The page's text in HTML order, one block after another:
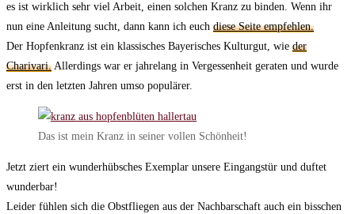
es ist wirklich sehr viel Arbeit, einen solchen Kranz zu binden. Wenn ihr
nun eine Anleitung sucht, dann kann ich euch diese Seite empfehlen.
Der Hopfenkranz ist ein klassisches Bayerisches Kulturgut, wie der
Charivari. Allerdings war er jahrelang in Vergessenheit geraten und wurde
erst in den letzten Jahren umso populärer.
Das ist mein Kranz in seiner vollen Schönheit!
Jetzt ziert ein wunderhübsches Exemplar unsere Eingangstür und duftet
wunderbar!
Leider fühlen sich die Obstfliegen aus der Nachbarschaft auch ein bisschen